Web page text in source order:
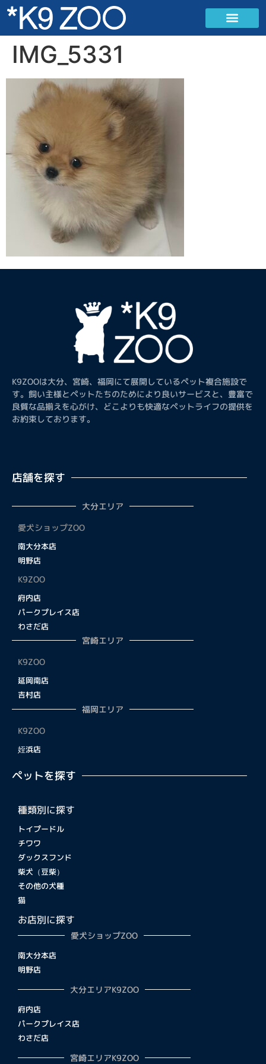
IMG_5331
K9ZOOは大分、宮崎、福岡にて展開しているペット複合施設で
す。飼い主様とペットたちのためにより良いサービスと、豊富で
良質な品揃えを心がけ、どこよりも快適なペットライフの提供を
お約束しております。
店舗を探す
大分エリア
愛犬ショップZOO
南大分本店
明野店
K9ZOO
府内店
パークプレイス店
わさだ店
宮崎エリア
K9ZOO
延岡南店
吉村店
福岡エリア
K9ZOO
姪浜店
ペットを探す
種類別に探す
トイプードル
チワワ
ダックスフンド
柴犬（豆柴）
その他の犬種
猫
お店別に探す
愛犬ショップZOO
南大分本店
明野店
大分エリアK9ZOO
府内店
パークプレイス店
わさだ店
宮崎エリアK9ZOO